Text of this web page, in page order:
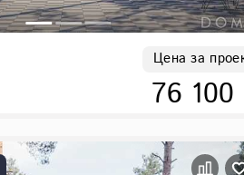
Цена за
76 100